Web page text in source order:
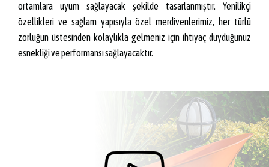
ortamlara uyum sağlayacak şekilde tasarlanmıştır. Yenilikçi
özellikleri ve sağlam yapısıyla özel merdivenlerimiz, her türlü
zorluğun üstesinden kolaylıkla gelmeniz için ihtiyaç duyduğunuz
esnekliği ve performansı sağlayacaktır.